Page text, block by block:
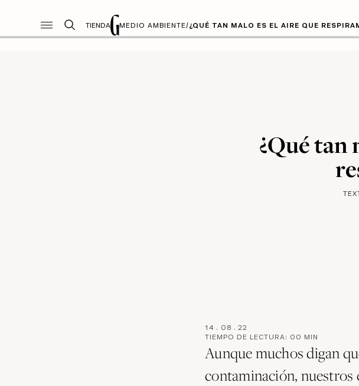
TIENDA MEDIO AMBIENTE/¿QUÉ TAN MALO ES EL AIRE QUE
¿Qué tan
14 . 08 . 22
TIEMPO DE LECTURA: 00 MIN
Aunque muchos digan
contaminación, nuestros